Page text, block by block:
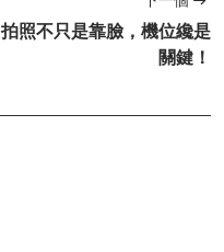
拍照不只是靠臉，機位纔是
關鍵！